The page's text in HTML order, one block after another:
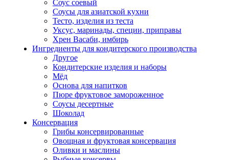
Соус соевый
Соусы для азиатской кухни
Тесто, изделия из теста
Уксус, маринады, специи, приправы
Хрен Васаби, имбирь
Ингредиенты для кондитерского производства
Другое
Кондитерские изделия и наборы
Мёд
Основа для напитков
Пюре фруктовое замороженное
Соусы десертные
Шоколад
Консервация
Грибы консервированные
Овощная и фруктовая консервация
Оливки и маслины